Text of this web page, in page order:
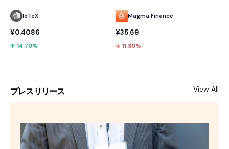
IoTeX
¥0.4086
↑ 14.70%
Magma Finance
¥35.69
↓ 11.30%
プレスリリース View All